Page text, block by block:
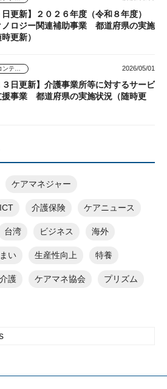
日更新】２０２６年度（令和８年度）
ノロジー関連補助事業 都道府県の実施
更新）
2026/05/01
３日更新】介護事業所等に対するサービ
援事業 都道府県の実施状況（随時更
ケアマネジャー
ICT 介護保険 ケアニュース
台湾 ビジネス 海外
い 生産性向上 特養
護 ケアマネ協会 プリズム